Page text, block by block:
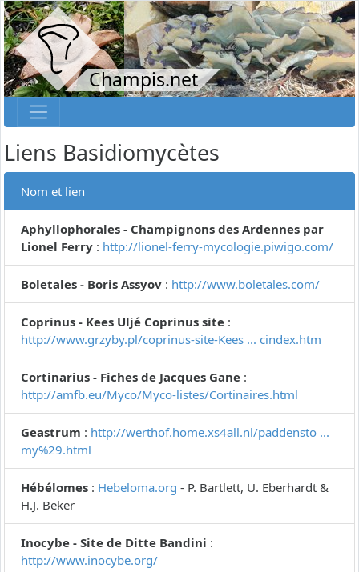
Champis.net
Liens Basidiomycètes
Nom et lien
Aphyllophorales - Champignons des Ardennes par
Lionel Ferry : http://lionel-ferry-mycologie.piwigo.com/
Boletales - Boris Assyov : http://www.boletales.com/
Coprinus - Kees Uljé Coprinus site :
http://www.grzyby.pl/coprinus-site-Kees ... cindex.htm
Cortinarius - Fiches de Jacques Gane :
http://amfb.eu/Myco/Myco-listes/Cortinaires.html
Geastrum : http://werthof.home.xs4all.nl/paddensto ...
my%29.html
Hébélomes : Hebeloma.org - P. Bartlett, U. Eberhardt &
H.J. Beker
Inocybe - Site de Ditte Bandini :
http://www.inocybe.org/